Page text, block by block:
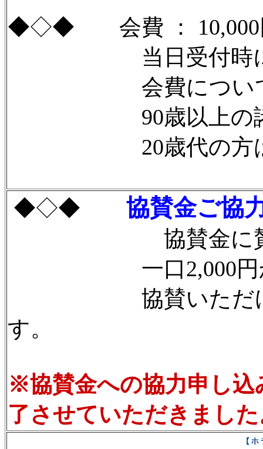
◆◇◆ 会費 ：
当日受付時にお支
会費については卒
90歳以上の諸先輩
20歳代の方は：
◆◇◆ 協賛金ご協
協賛金に賛同し
一口2,000円から
協賛いただけまし
す。
※協賛金への協力申し込
了させていただきまし